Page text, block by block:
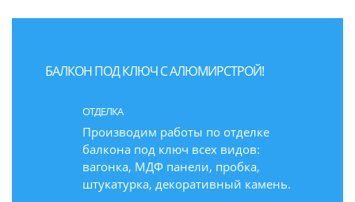
БАЛКОН ПОД КЛЮЧ С АЛЮМИРСТРОЙ!
ОТДЕЛКА
Производим работы по отделке
балкона под ключ всех видов:
вагонка, МДФ панели, пробка,
штукатурка, декоративный камень.